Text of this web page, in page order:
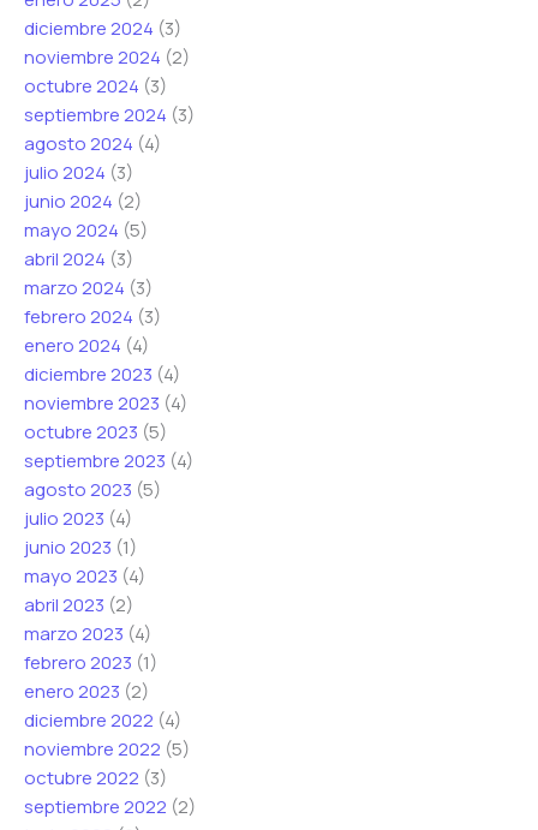
diciembre 2024 (3)
noviembre 2024 (2)
octubre 2024 (3)
septiembre 2024 (3)
agosto 2024 (4)
julio 2024 (3)
junio 2024 (2)
mayo 2024 (5)
abril 2024 (3)
marzo 2024 (3)
febrero 2024 (3)
enero 2024 (4)
diciembre 2023 (4)
noviembre 2023 (4)
octubre 2023 (5)
septiembre 2023 (4)
agosto 2023 (5)
julio 2023 (4)
junio 2023 (1)
mayo 2023 (4)
abril 2023 (2)
marzo 2023 (4)
febrero 2023 (1)
enero 2023 (2)
diciembre 2022 (4)
noviembre 2022 (5)
octubre 2022 (3)
septiembre 2022 (2)